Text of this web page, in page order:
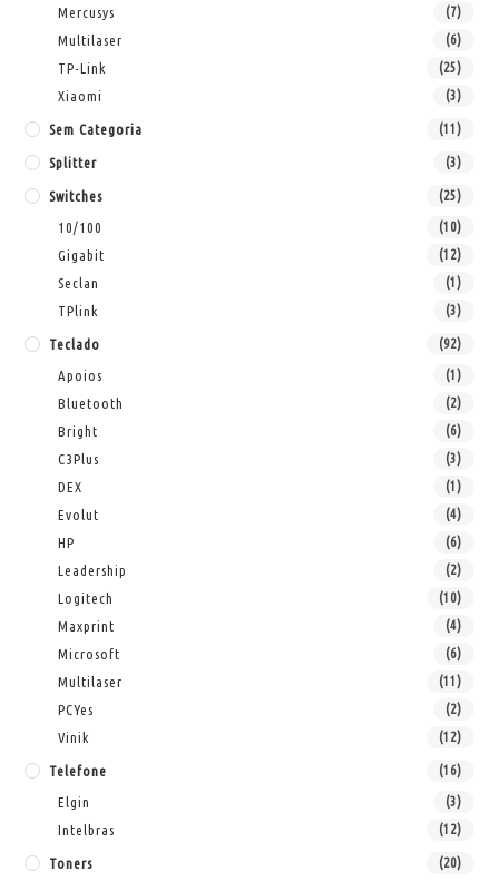
Mercusys (7)
Multilaser (6)
TP-Link (25)
Xiaomi (3)
Sem Categoria (11)
Splitter (3)
Switches (25)
10/100 (10)
Gigabit (12)
Seclan (1)
TPlink (3)
Teclado (92)
Apoios (1)
Bluetooth (2)
Bright (6)
C3Plus (3)
DEX (1)
Evolut (4)
HP (6)
Leadership (2)
Logitech (10)
Maxprint (4)
Microsoft (6)
Multilaser (11)
PCYes (2)
Vinik (12)
Telefone (16)
Elgin (3)
Intelbras (12)
Toners (20)